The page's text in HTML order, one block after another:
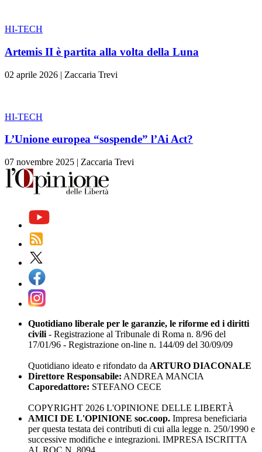
HI-TECH
Artemis II è partita alla volta della Luna
02 aprile 2026 | Zaccaria Trevi
HI-TECH
L’Unione europea “sospende” l’Ai Act?
07 novembre 2025 | Zaccaria Trevi
Quotidiano liberale per le garanzie, le riforme ed i diritti
civili - Registrazione al Tribunale di Roma n. 8/96 del
17/01/96 - Registrazione on-line n. 144/09 del 30/09/09
Quotidiano ideato e rifondato da ARTURO DIACONALE
Direttore Responsabile: ANDREA MANCIA
Caporedattore: STEFANO CECE
COPYRIGHT 2026 L'OPINIONE DELLE LIBERTÀ
AMICI DE L'OPINIONE soc.coop. Impresa beneficiaria
per questa testata dei contributi di cui alla legge n. 250/1990 e
successive modifiche e integrazioni. IMPRESA ISCRITTA